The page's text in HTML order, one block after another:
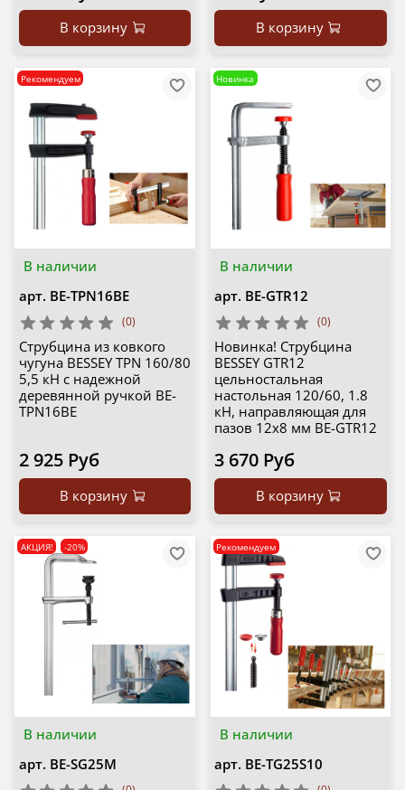
В корзину В корзину
В наличии
Рекомендуем
арт. BE-TPN16BE
(0)
Струбцина из ковкого
чугуна BESSEY TPN 160/80
5,5 кH с надежной
деревянной ручкой BE-
TPN16BE
2 925 Руб
В корзину
В наличии
Новинка
арт. BE-GTR12
(0)
Новинка! Струбцина
BESSEY GTR12
цельностальная
настольная 120/60, 1.8
кН, направляющая для
пазов 12x8 мм BE-GTR12
3 670 Руб
В корзину
В наличии
АКЦИЯ! -20%
арт. BE-SG25M
В наличии
Рекомендуем
арт. BE-TG25S10